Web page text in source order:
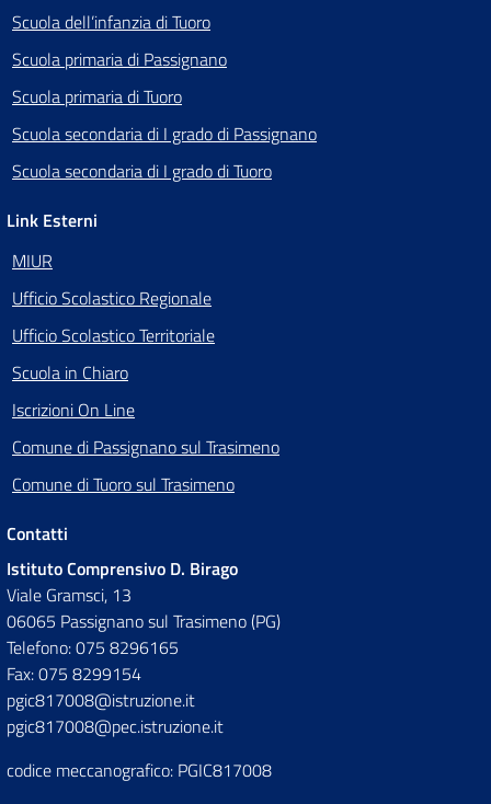
Scuola dell’infanzia di Tuoro
Scuola primaria di Passignano
Scuola primaria di Tuoro
Scuola secondaria di I grado di Passignano
Scuola secondaria di I grado di Tuoro
Link Esterni
MIUR
Ufficio Scolastico Regionale
Ufficio Scolastico Territoriale
Scuola in Chiaro
Iscrizioni On Line
Comune di Passignano sul Trasimeno
Comune di Tuoro sul Trasimeno
Contatti
Istituto Comprensivo D. Birago
Viale Gramsci, 13
06065 Passignano sul Trasimeno (PG)
Telefono: 075 8296165
Fax: 075 8299154
pgic817008@istruzione.it
pgic817008@pec.istruzione.it
codice meccanografico: PGIC817008